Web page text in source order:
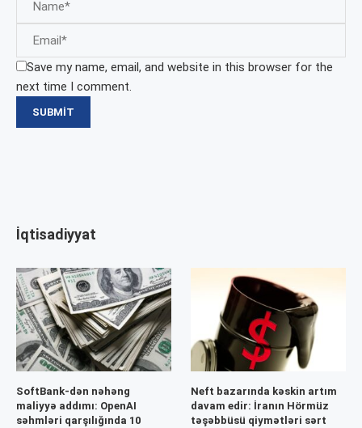
Save my name, email, and website in this browser for the
next time I comment.
İqtisadiyyat
SoftBank-dən nəhəng
maliyyə addımı: OpenAI
səhmləri qarşılığında 10
Neft bazarında kəskin artım
davam edir: İranın Hörmüz
təşəbbüsü qiymətləri sərt